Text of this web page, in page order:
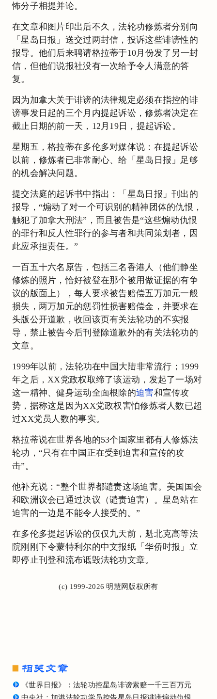
怖分子相提并论。
在文章和图片印出后不久，法轮功修炼者分别向
「星岛日报」送交过两封信，投诉这些诽谤性的
报导。他们后来聘请格拉蒂于10月份发了另一封
信，但他们说报社没有一次给予令人满意的答
复。
因为加拿大关于诽谤的法律规定必须在指控的诽
谤事发日起的三个月内提起诉讼，修炼者决定在
截止日期的前一天，12月19日，提起诉讼。
星期五，格拉蒂在多伦多对媒体说：在提起诉讼
以前，修炼者已非常耐心、给「星岛日报」足够
的机会解决问题。
提交法庭的起诉书中指出：「星岛日报」刊出的
报导，“煽动了对一个可识别的精神团体的仇恨，
触犯了加拿大刑法”，而且被告是“这些煽动仇恨
的罪行和反人性罪行的参与者和共同策划者，因
此应承担责任。”
一百五十六名原告，包括三名香港人（他们静坐
修炼的照片，恰好被登在那个被用做证据的有争
议的版面上），每人要求被告赔偿五万加元一般
损失，两万加元的惩罚性损害赔偿金，并要求在
头版公开道歉，收回该页有关法轮功的不实报
导，禁止被告今后刊登除道歉外的有关法轮功的
文章。
1999年以前，法轮功在中国大陆非常流行；1999
年之后，XX党政权取缔了该运动，发起了一场对
这一精神、健身运动全面根除的迫害和宣传攻
势，据称这是因为XX党政权害怕修炼者人数已超
过XX党员人数的事实。
格拉蒂说在世界各地的53个国家里都有人修炼法
轮功，“只有在中国正在受到迫害和宣传的攻
击”。
他补充说：“整个世界都谴责这场迫害。美国国会
和欧洲议会已通过决议（谴责迫害）。星岛站在
迫害的一边是不能令人接受的。”
在多伦多提起诉讼的仅仅九天前，魁北克高等法
院刚刚下令蒙特利尔的中文报纸「华侨时报」立
即停止刊登和流布诋毁法轮功文章。
(c) 1999-2026 明慧网版权所有
《世界日报》：法轮功控星岛诽谤索赔一千三百万元
中央社：加港法轮功学员控告星岛日报诽谤煽动仇恨